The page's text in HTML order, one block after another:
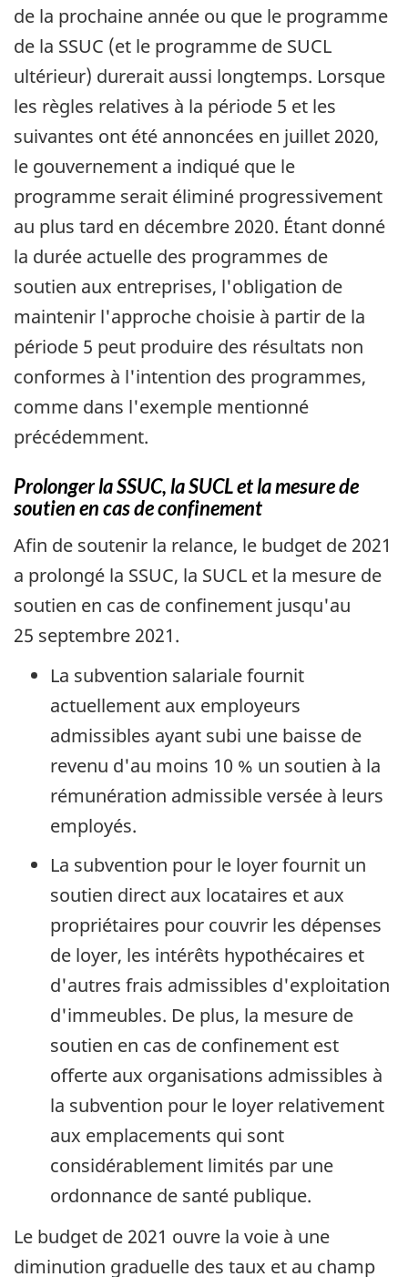
de la prochaine année ou que le programme
de la SSUC (et le programme de SUCL
ultérieur) durerait aussi longtemps. Lorsque
les règles relatives à la période 5 et les
suivantes ont été annoncées en juillet 2020,
le gouvernement a indiqué que le
programme serait éliminé progressivement
au plus tard en décembre 2020. Étant donné
la durée actuelle des programmes de
soutien aux entreprises, l'obligation de
maintenir l'approche choisie à partir de la
période 5 peut produire des résultats non
conformes à l'intention des programmes,
comme dans l'exemple mentionné
précédemment.
Prolonger la SSUC, la SUCL et la mesure de
soutien en cas de confinement
Afin de soutenir la relance, le budget de 2021
a prolongé la SSUC, la SUCL et la mesure de
soutien en cas de confinement jusqu'au
25 septembre 2021.
La subvention salariale fournit
actuellement aux employeurs
admissibles ayant subi une baisse de
revenu d'au moins 10 % un soutien à la
rémunération admissible versée à leurs
employés.
La subvention pour le loyer fournit un
soutien direct aux locataires et aux
propriétaires pour couvrir les dépenses
de loyer, les intérêts hypothécaires et
d'autres frais admissibles d'exploitation
d'immeubles. De plus, la mesure de
soutien en cas de confinement est
offerte aux organisations admissibles à
la subvention pour le loyer relativement
aux emplacements qui sont
considérablement limités par une
ordonnance de santé publique.
Le budget de 2021 ouvre la voie à une
diminution graduelle des taux et au champ